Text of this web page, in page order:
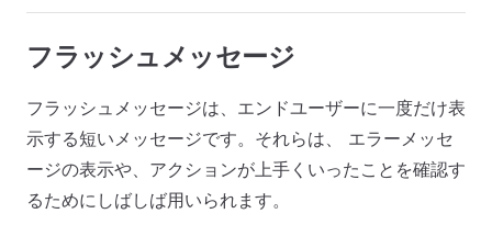
フラッシュメッセージ
フラッシュメッセージは、エンドユーザーに一度だけ表
示する短いメッセージです。それらは、 エラーメッセ
ージの表示や、アクションが上手くいったことを確認す
るためにしばしば用いられます。